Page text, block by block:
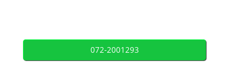
072-2001293